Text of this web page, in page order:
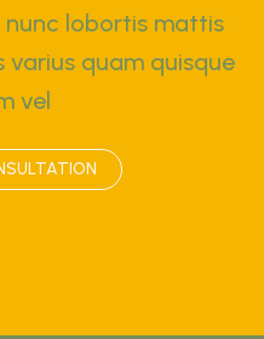
lobortis mattis
varius quam quisque
vel